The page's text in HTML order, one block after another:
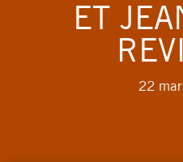
ET
22